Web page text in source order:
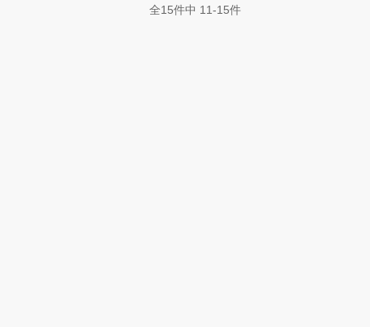
全15件中 11-15件